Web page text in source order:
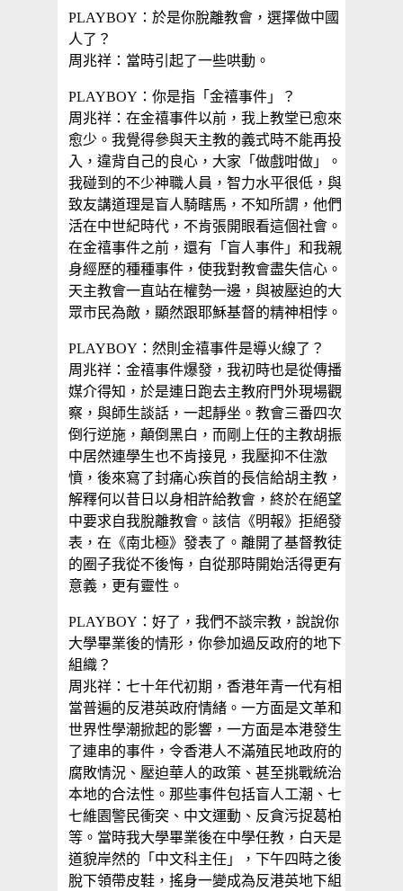
PLAYBOY：於是你脫離教會，選擇做中國
人了？
周兆祥：當時引起了一些哄動。
PLAYBOY：你是指「金禧事件」？
周兆祥：在金禧事件以前，我上教堂已愈來
愈少。我覺得參與天主教的義式時不能再投
入，違背自己的良心，大家「做戲咁做」。
我碰到的不少神職人員，智力水平很低，與
致友講道理是盲人騎瞎馬，不知所謂，他們
活在中世紀時代，不肯張開眼看這個社會。
在金禧事件之前，還有「盲人事件」和我親
身經歷的種種事件，使我對教會盡失信心。
天主教會一直站在權勢一邊，與被壓迫的大
眾市民為敵，顯然跟耶穌基督的精神相悖。
PLAYBOY：然則金禧事件是導火線了？
周兆祥：金禧事件爆發，我初時也是從傳播
媒介得知，於是連日跑去主教府門外現場觀
察，與師生談話，一起靜坐。教會三番四次
倒行逆施，顛倒黑白，而剛上任的主教胡振
中居然連學生也不肯接見，我壓抑不住激
憤，後來寫了封痛心疾首的長信給胡主教，
解釋何以昔日以身相許給教會，終於在絕望
中要求自我脫離教會。該信《明報》拒絕發
表，在《南北極》發表了。離開了基督教徒
的圈子我從不後悔，自從那時開始活得更有
意義，更有靈性。
PLAYBOY：好了，我們不談宗教，說說你
大學畢業後的情形，你參加過反政府的地下
組織？
周兆祥：七十年代初期，香港年青一代有相
當普遍的反港英政府情緒。一方面是文革和
世界性學潮掀起的影響，一方面是本港發生
了連串的事件，令香港人不滿殖民地政府的
腐敗情況、壓迫華人的政策、甚至挑戰統治
本地的合法性。那些事件包括盲人工潮、七
七維園警民衝突、中文運動、反貪污捉葛柏
等。當時我大學畢業後在中學任教，白天是
道貌岸然的「中文科主任」，下午四時之後
脫下領帶皮鞋，搖身一變成為反港英地下組